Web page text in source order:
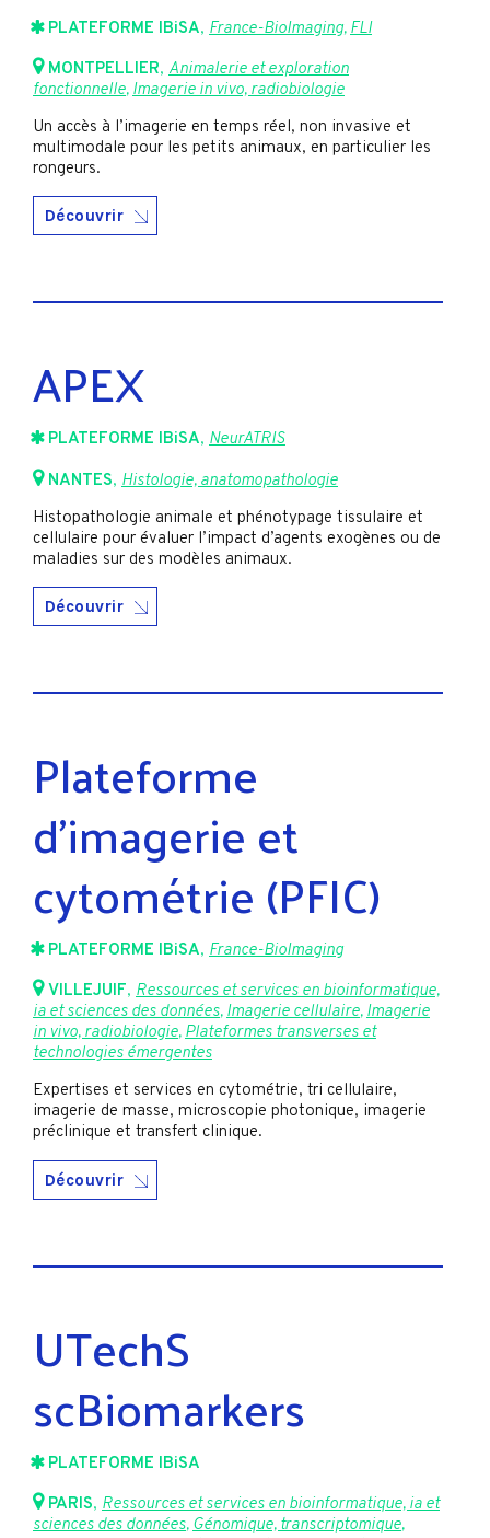
PLATEFORME IBiSA, France-BioImaging, FLI
MONTPELLIER, Animalerie et exploration
fonctionnelle, Imagerie in vivo, radiobiologie
Un accès à l’imagerie en temps réel, non invasive et
multimodale pour les petits animaux, en particulier les
rongeurs.
Découvrir
APEX
PLATEFORME IBiSA, NeurATRIS
NANTES, Histologie, anatomopathologie
Histopathologie animale et phénotypage tissulaire et
cellulaire pour évaluer l’impact d’agents exogènes ou de
maladies sur des modèles animaux.
Découvrir
Plateforme
d’imagerie et
cytométrie (PFIC)
PLATEFORME IBiSA, France-BioImaging
VILLEJUIF, Ressources et services en bioinformatique,
ia et sciences des données,Imagerie cellulaire,Imagerie
in vivo, radiobiologie,Plateformes transverses et
technologies émergentes
Expertises et services en cytométrie, tri cellulaire,
imagerie de masse, microscopie photonique, imagerie
préclinique et transfert clinique.
Découvrir
UTechS
scBiomarkers
PLATEFORME IBiSA
PARIS, Ressources et services en bioinformatique, ia et
sciences des données,Génomique, transcriptomique,